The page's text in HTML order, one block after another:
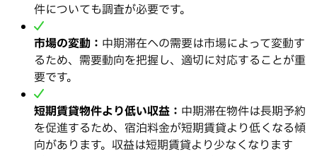
件についても調査が必要です。
市場の変動： 中期滞在への需要は市場によって変動す
るため、需要動向を把握し、適切に対応することが重
要です。
短期賃貸物件より低い収益： 中期滞在物件は長期予約
を促進するため、宿泊料金が短期賃貸より低くなる傾
向があります。収益は短期賃貸より少なくなります